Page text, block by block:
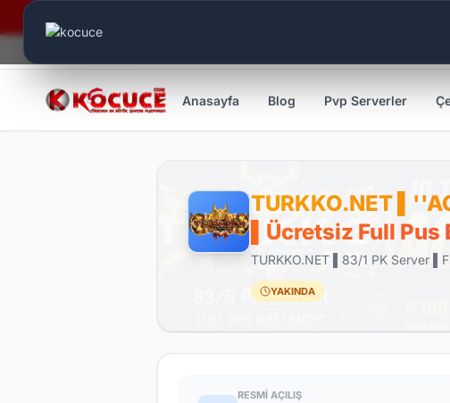
Anasayfa Blog Pvp Serverler
TURKKO.NET
▌Ücretsiz Full
TURKKO.NET ▌83/1 PK Server
YAKINDA
RESMI AÇILIŞ